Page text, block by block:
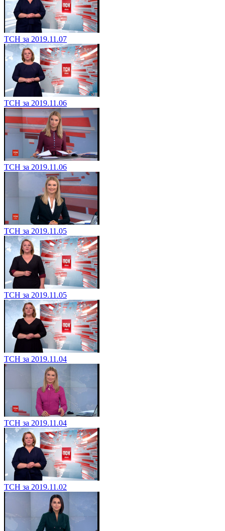
ТСН за 2019.11.07
ТСН за 2019.11.06
ТСН за 2019.11.06
ТСН за 2019.11.05
ТСН за 2019.11.05
ТСН за 2019.11.04
ТСН за 2019.11.04
ТСН за 2019.11.02